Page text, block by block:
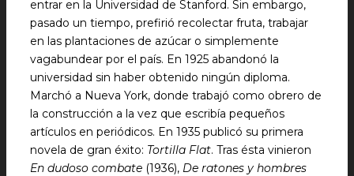
entrar en la Universidad de Stanford. Sin embargo,
pasado un tiempo, prefirió recolectar fruta, trabajar
en las plantaciones de azúcar o simplemente
vagabundear por el país. En 1925 abandonó la
universidad sin haber obtenido ningún diploma.
Marchó a Nueva York, donde trabajó como obrero de
la construcción a la vez que escribía pequeños
artículos en periódicos. En 1935 publicó su primera
novela de gran éxito: Tortilla Flat. Tras ésta vinieron
En dudoso combate (1936), De ratones y hombres